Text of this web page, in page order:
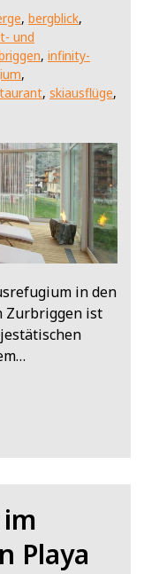
, bergblick,
und
, infinity-
,
, skiausflüge,
in den
Zurbriggen ist
Playa